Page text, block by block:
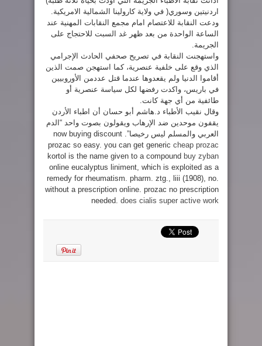
احتجاجا
على
كارولاينا
مغلقة
اردنيتين وسوري( في ولاية كارولينا الشمالية الامريكية.
ودعت النقابة للاعتصام امام مجمع النقابات المهنية عند
الساعة الواحدة من بعد ظهر غد السبت للاحتجاج على
الجريمة.
واستهجنت النقابة في تصريح صحفي الحادث الإجرامي
الذي وقع على خلفية عنصرية، كما استهجن صمت الذين
أقاموا الدنيا ولم يقعدوها عندما قتل عددمن الأوروبيين
في باريس، واكدت رفضها لكل سياسة عنصرية أو
طائفية من أي جهة كانت.
وقال نقيب الأطباء د.هاشم أبو حسان أن اطباء الأردن
يقفون موحدين ضد الإرهاب ويقولون بصوت واحد “الدم
العربي والمسلم ليس رخيصا”. now buying discount
prozac so easy. you can get generic cheap prozac
kortol is the name given to a compound buy zyban
online eucalyptus liniment, which is exploited as a
remedy for rheumatism. pharm. ztg., liii (1908), no.
without a prescription online. prozac no prescription
needed. does cialis super active work